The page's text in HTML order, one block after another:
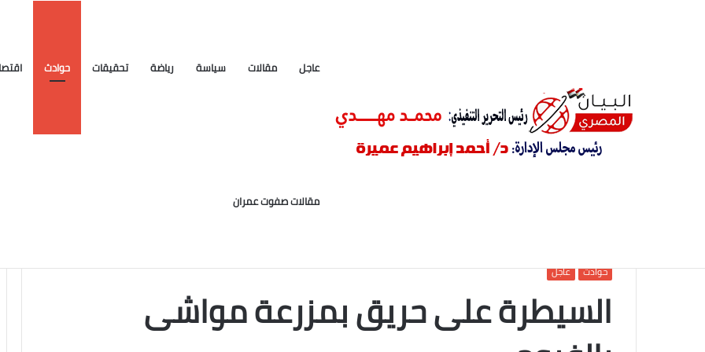
عاجل مقالات سياسة رياضة تحقيقات حوادث
مقالات صفوت عمران
حوادث عاجل
السيطرة على حريق بمزرعة مواشى